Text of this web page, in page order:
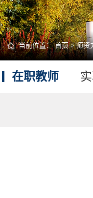
当前位置：首页>师资
在职教师